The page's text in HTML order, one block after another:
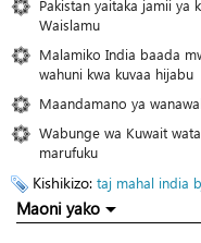
Pakistan yaitaka jamii ya
Waislamu
Malamiko India baada
wahuni kwa kuvaa hijabu
Maandamano ya
Wabunge wa Kuwait
marufuku
Kishikizo: taj mahal india
Maoni yako